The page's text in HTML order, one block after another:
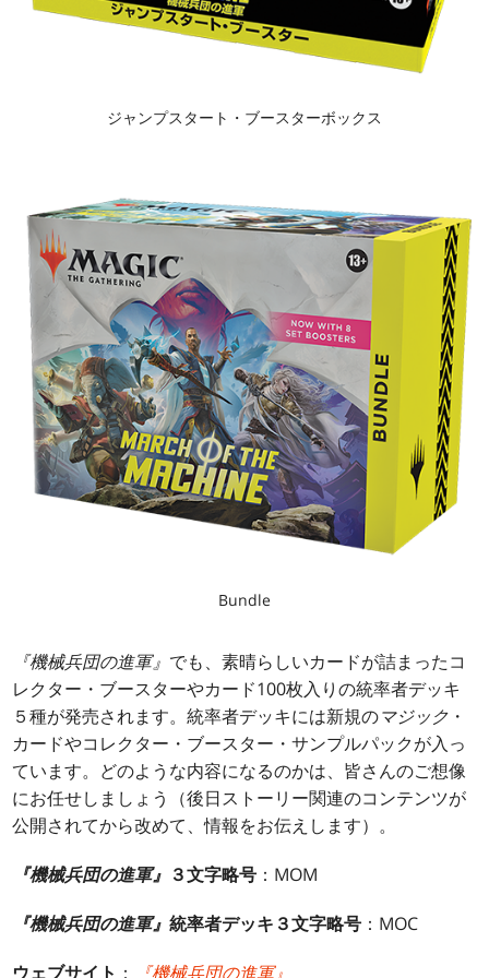
ジャンプスタート・ブースターボックス
Bundle
『機械兵団の進軍』 でも、素晴らしいカードが詰まったコ
レクター・ブースターやカード100枚入りの統率者デッキ
５種が発売されます。統率者デッキには新規のマジック ・
カードやコレクター・ブースター・サンプルパックが入っ
ています。どのような内容になるのかは、皆さんのご想像
にお任せしましょう（後日ストーリー関連のコンテンツが
公開されてから改めて、情報をお伝えします）。
『機械兵団の進軍』 ３文字略号 ：MOM
『機械兵団の進軍』統率者デッキ３文字略号 ：MOC
ウェブサイト ： 『機械兵団の進軍』